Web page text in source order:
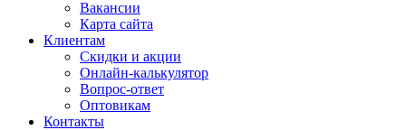
Вакансии
Карта сайта
Клиентам
Скидки и акции
Онлайн-калькулятор
Вопрос-ответ
Оптовикам
Контакты